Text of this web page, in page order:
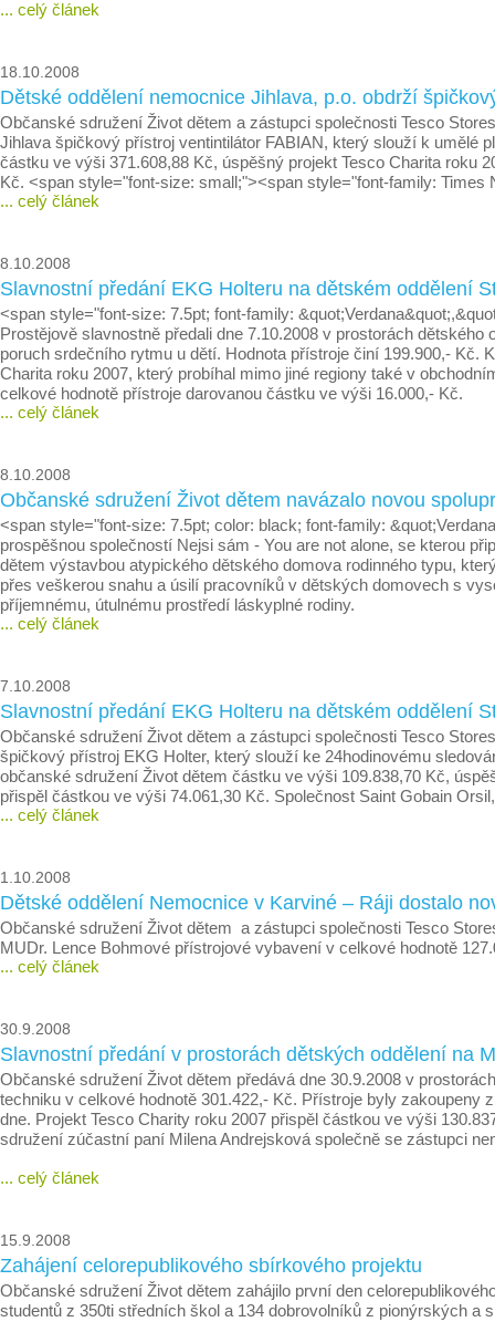
... celý článek
18.10.2008
Dětské oddělení nemocnice Jihlava, p.o. obdrží
Občanské sdružení Život dětem a zástupci společnosti Tesco
Jihlava špičkový přístroj ventintilátor FABIAN, který slouží k umělé
částku ve výši 371.608,88 Kč, úspěšný projekt Tesco Charita roku
Kč. <span style="font-size: small;"><span style="font-family: Times
... celý článek
8.10.2008
Slavnostní předání EKG Holteru na dětském oddělení
<span style="font-size: 7.5pt; font-family:
Prostějově slavnostně předali dne 7.10.2008 v prostorách
poruch srdečního rytmu u dětí. Hodnota přístroje činí 199.900,-
Charita roku 2007, který probíhal mimo jiné regiony také v
celkové hodnotě přístroje darovanou částku ve výši 16.000,- Kč.
... celý článek
8.10.2008
Občanské sdružení Život dětem navázalo novou
<span style="font-size: 7.5pt; color: black; font-family:
prospěšnou společností Nejsi sám - You are not alone, se kterou
dětem výstavbou atypického dětského domova rodinného typu,
přes veškerou snahu a úsilí pracovníků v dětských domovech s
příjemnému, útulnému prostředí láskyplné rodiny.
... celý článek
7.10.2008
Slavnostní předání EKG Holteru na dětském oddělení
Občanské sdružení Život dětem a zástupci společnosti Tesco
špičkový přístroj EKG Holter, který slouží ke 24hodinovému
občanské sdružení Život dětem částku ve výši 109.838,70 Kč,
přispěl částkou ve výši 74.061,30 Kč. Společnost Saint Gobain
... celý článek
1.10.2008
Dětské oddělení Nemocnice v Karviné – Ráji dostalo
Občanské sdružení Život dětem a zástupci společnosti Tesco
MUDr. Lence Bohmové přístrojové vybavení v celkové hodnotě
... celý článek
30.9.2008
Slavnostní předání v prostorách dětských oddělení na
Občanské sdružení Život dětem předává dne 30.9.2008 v
techniku v celkové hodnotě 301.422,- Kč. Přístroje byly
dne. Projekt Tesco Charity roku 2007 přispěl částkou ve výši
sdružení zúčastní paní Milena Andrejsková společně se zástupci
... celý článek
15.9.2008
Zahájení celorepublikového sbírkového projektu
Občanské sdružení Život dětem zahájilo první den
studentů z 350ti středních škol a 134 dobrovolníků z pionýrských